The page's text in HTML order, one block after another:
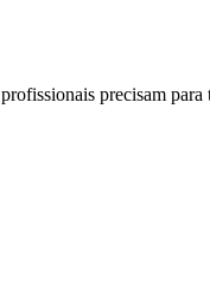
precisam para